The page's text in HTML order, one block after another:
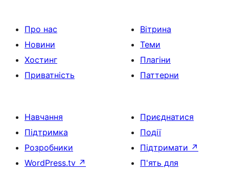
Про нас
Новини
Хостинг
Приватність
Вітрина
Теми
Плагіни
Паттерни
Навчання
Підтримка
Розробники
WordPress.tv ↗
Приєднатися
Події
Підтримати ↗
П'ять для